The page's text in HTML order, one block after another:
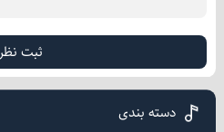
ثبت نظر
دسته بندی